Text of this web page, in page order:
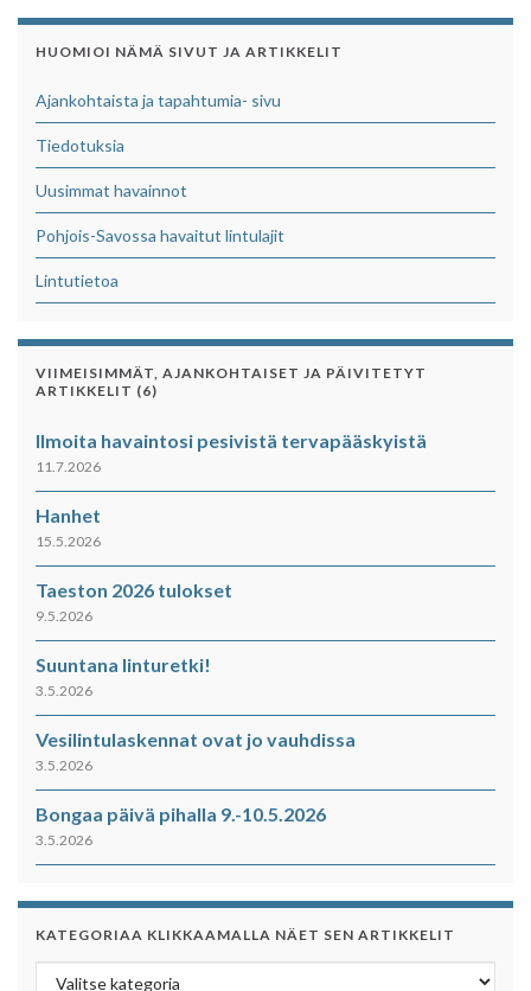
HUOMIOI NÄMÄ SIVUT JA ARTIKKELIT
Ajankohtaista ja tapahtumia- sivu
Tiedotuksia
Uusimmat havainnot
Pohjois-Savossa havaitut lintulajit
Lintutietoa
VIIMEISIMMÄT, AJANKOHTAISET JA PÄIVITETYT
ARTIKKELIT (6)
Ilmoita havaintosi pesivistä tervapääskyistä
11.7.2026
Hanhet
15.5.2026
Taeston 2026 tulokset
9.5.2026
Suuntana linturetki!
3.5.2026
Vesilintulaskennat ovat jo vauhdissa
3.5.2026
Bongaa päivä pihalla 9.-10.5.2026
3.5.2026
KATEGORIAA KLIKKAAMALLA NÄET SEN ARTIKKELIT
Kategoriaa klikkaamalla näet sen artikkelit